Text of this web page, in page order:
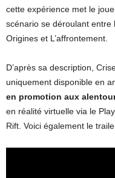
cette expérience met le
scénario se déroulant entre
Origines et L’affrontement.
D’après sa description,
uniquement disponible en
en promotion aux
en réalité virtuelle via le
Rift. Voici également le